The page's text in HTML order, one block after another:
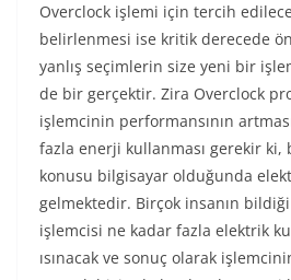
Overclock işlemi için tercih
belirlenmesi ise kritik derecede
yanlış seçimlerin size yeni bir
de bir gerçektir. Zira Overclock
işlemcinin performansının
fazla enerji kullanması gerekir ki,
konusu bilgisayar olduğunda
gelmektedir. Birçok insanın
işlemcisi ne kadar fazla elektrik
ısınacak ve sonuç olarak